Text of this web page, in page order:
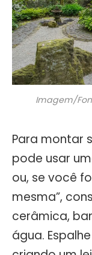
Imagem/
Para montar
pode usar
ou, se você
mesma”,
cerâmica,
água.